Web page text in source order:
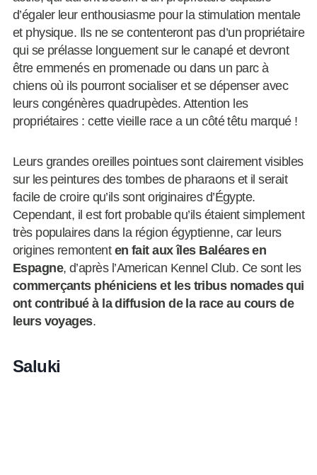
d’égaler leur enthousiasme pour la stimulation mentale
et physique. Ils ne se contenteront pas d’un propriétaire
qui se prélasse longuement sur le canapé et devront
être emmenés en promenade ou dans un parc à
chiens où ils pourront socialiser et se dépenser avec
leurs congénères quadrupèdes. Attention les
propriétaires : cette vieille race a un côté têtu marqué !
Leurs grandes oreilles pointues sont clairement visibles
sur les peintures des tombes de pharaons et il serait
facile de croire qu’ils sont originaires d’Égypte.
Cependant, il est fort probable qu’ils étaient simplement
très populaires dans la région égyptienne, car leurs
origines remontent en fait aux îles Baléares en
Espagne, d’après l’American Kennel Club. Ce sont les
commerçants phéniciens et les tribus nomades qui
ont contribué à la diffusion de la race au cours de
leurs voyages.
Saluki